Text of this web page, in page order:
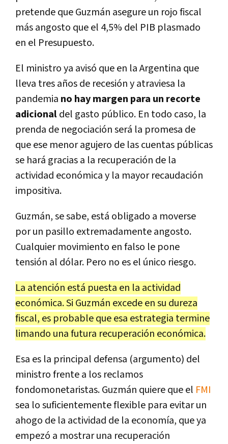
pretende que Guzmán asegure un rojo fiscal
más angosto que el 4,5% del PIB plasmado
en el Presupuesto.
El ministro ya avisó que en la Argentina que
lleva tres años de recesión y atraviesa la
pandemia no hay margen para un recorte
adicionaldel gasto público. En todo caso, la
prenda de negociación será la promesa de
que ese menor agujero de las cuentas públicas
se hará gracias a la recuperación de la
actividad económica y la mayor recaudación
impositiva.
Guzmán, se sabe, está obligado a moverse
por un pasillo extremadamente angosto.
Cualquier movimiento en falso le pone
tensión al dólar. Pero no es el único riesgo.
La atención está puesta en la actividad
económica. Si Guzmán excede en su dureza
fiscal, es probable que esa estrategia termine
limando una futura recuperación económica.
Esa es la principal defensa (argumento) del
ministro frente a los reclamos
fondomonetaristas. Guzmán quiere que el FMI
sea lo suficientemente flexible para evitar un
ahogo de la actividad de la economía, que ya
empezó a mostrar una recuperación